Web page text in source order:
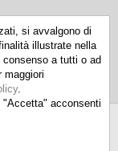
si avvalgono di
illustrate nella
a tutti o ad
maggiori
.
"Accetta" acconsenti